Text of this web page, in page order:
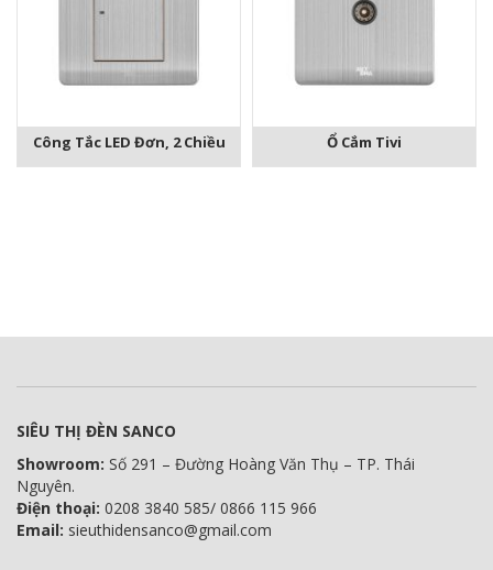
Công Tắc LED Đơn, 2 Chiều Ổ Cắm Tivi
SIÊU THỊ ĐÈN SANCO
Showroom: Số 291 – Đường Hoàng Văn Thụ – TP. Thái
Nguyên.
Điện thoại: 0208 3840 585/ 0866 115 966
Email: sieuthidensanco@gmail.com